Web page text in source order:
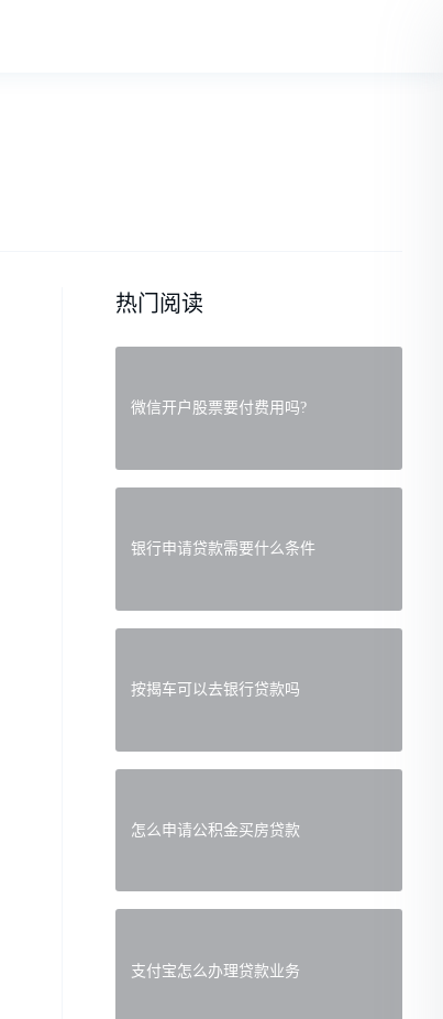
热门阅读
微信开户股票要付费用吗?
银行申请贷款需要什么条件
按揭车可以去银行贷款吗
怎么申请公积金买房贷款
支付宝怎么办理贷款业务